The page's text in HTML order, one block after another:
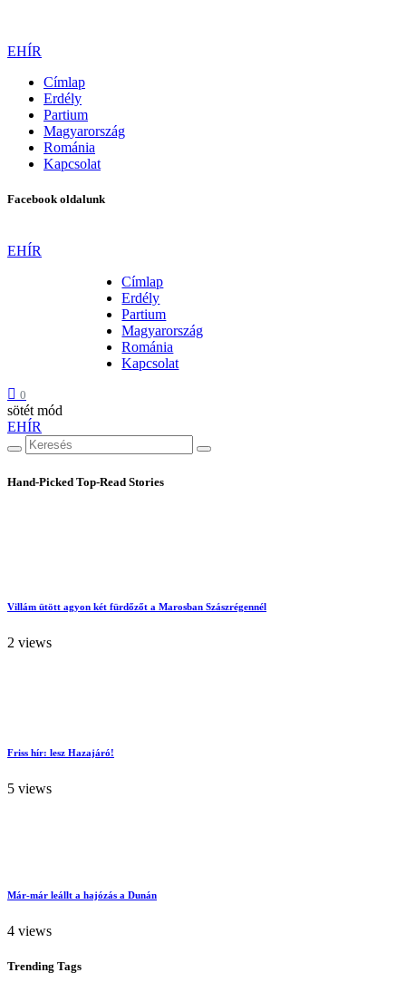
EHÍR
Címlap
Erdély
Partium
Magyarország
Románia
Kapcsolat
Facebook oldalunk
EHÍR
Címlap
Erdély
Partium
Magyarország
Románia
Kapcsolat
0
sötét mód
EHÍR
Hand-Picked Top-Read Stories
Villám ütött agyon két fürdőzőt a Marosban Szászrégennél
2 views
Friss hír: lesz Hazajáró!
5 views
Már-már leállt a hajózás a Dunán
4 views
Trending Tags